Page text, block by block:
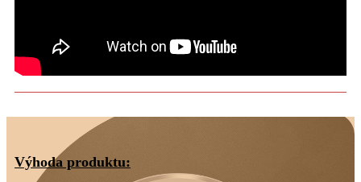
Výhoda produktu: